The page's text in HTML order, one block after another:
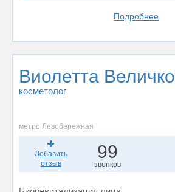
Подробнее
Виолетта Величко
косметолог
метро Левобережная
Добавить
отзыв
99
звонков